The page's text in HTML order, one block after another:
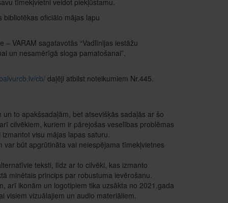
tīmekļvietni veidot piekļūstamu.
oficiālo mājas lapu
VARAM sagatavotās “Vadlīnijas iestāžu
un nesamērīgā sloga pamatošanai”.
cb/daļēji atbilst noteikumiem Nr.445.
to apakšsadaļām, bet atsevišķās sadaļās ar šo
cilvēkiem, kuriem ir pārejošas veselības problēmas
visu mājas lapas saturu.
var būt apgrūtināta vai neiespējama tīmekļvietnes
teksti, līdz ar to cilvēki, kas izmanto
minētais princips par robustuma ievērošanu.
arī ikonām un logotipiem tika uzsākta no 2021.gada
visiem vizuālajiem un audio materiāliem.